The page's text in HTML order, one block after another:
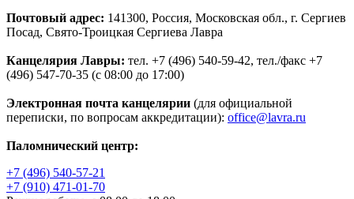
Почтовый адрес: 141300, Россия, Московская обл., г. Сергиев
Посад, Свято-Троицкая Сергиева Лавра
Канцелярия Лавры: тел. +7 (496) 540-59-42, тел./факс +7
(496) 547-70-35 (с 08:00 до 17:00)
Электронная почта канцелярии (для официальной
переписки, по вопросам аккредитации): office@lavra.ru
Паломнический центр:
+7 (496) 540-57-21
+7 (910) 471-01-70